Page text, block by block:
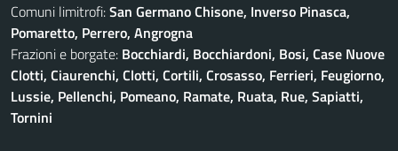
Comuni limitrofi:San Germano Chisone, Inverso Pinasca,
Pomaretto, Perrero, Angrogna
Frazioni e borgate: Bocchiardi, Bocchiardoni, Bosi, Case Nuove
Clotti, Ciaurenchi, Clotti, Cortili, Crosasso, Ferrieri, Feugiorno,
Lussie, Pellenchi, Pomeano, Ramate, Ruata, Rue, Sapiatti,
Tornini